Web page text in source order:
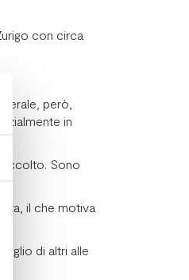
con circa
però,
in
Sono
il che motiva
di altri alle